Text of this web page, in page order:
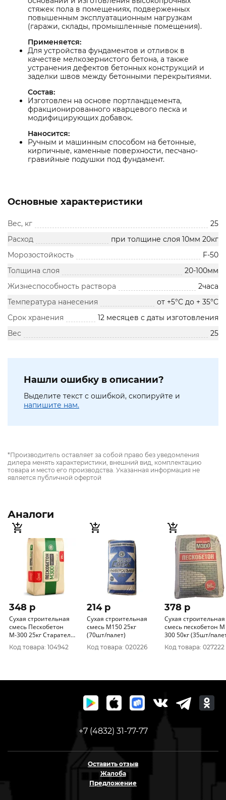
стяжек пола в помещениях, подверженных
повышенным эксплуатационным нагрузкам
(гаражи, склады, промышленные помещения).
Применяется:
Для устройства фундаментов и отливок в
качестве мелкозернистого бетона, а также
устранения дефектов бетонных конструкций и
заделки швов между бетонными перекрытиями.
Состав:
Изготовлен на основе портландцемента,
фракционированного кварцевого песка и
модифицирующих добавок.
Наносится:
Ручным и машинным способом на бетонные,
кирпичные, каменные поверхности, песчано-
гравийные подушки под фундамент.
Основные характеристики
Вес, кг
25
Расход
при толщине слоя 10мм 20кг
Морозостойкость
F-50
Толщина слоя
20-100мм
Жизнеспособность раствора
2часа
Температура нанесения
от +5°С до + 35°С
Срок хранения
12 месяцев с даты изготовления
Вес
25
Нашли ошибку в описании?
Выделите текст с ошибкой, скопируйте и
напишите нам.
*Производитель оставляет за собой право без уведомления
дилера менять характеристики, внешний вид, комплектацию
товара и место его производства. Указанная информация не
является публичной офертой
Аналоги
348 p
Сухая строительная
смесь Пескобетон
М-300 25кг Старатели
(63шт/палет)
Код товара: 104942
214 p
Сухая строительная
смесь М150 25кг
(70шт/палет)
Код товара: 020226
378 p
Сухая строительная
смесь пескобетон М
300 50кг (35шт/
Код товара: 027222
+7 (4832) 31-77-77
Оставить отзыв
Жалоба
Предложение